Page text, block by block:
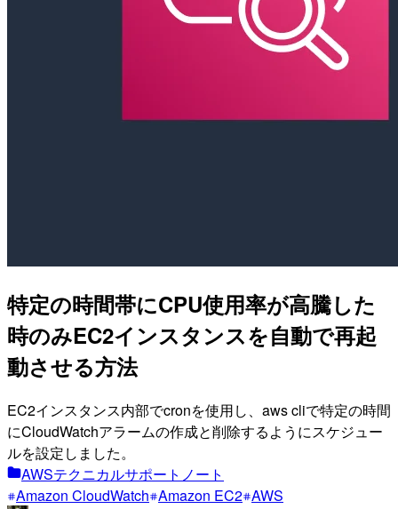
特定の時間帯にCPU使用率が高騰した
時のみEC2インスタンスを自動で再起
動させる方法
EC2インスタンス内部でcronを使用し、aws cliで特定の時間
にCloudWatchアラームの作成と削除するようにスケジュー
ルを設定しました。
AWSテクニカルサポートノート
Amazon CloudWatch Amazon EC2 AWS